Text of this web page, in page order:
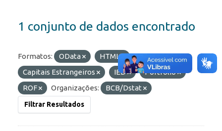
1 conjunto de dados encontrado
Formatos: OData HTML
Etiquetas:
Capitais Estrangeiros
IED
Portfólio
ROF
Organizações: BCB/Dstat
Filtrar Resultados